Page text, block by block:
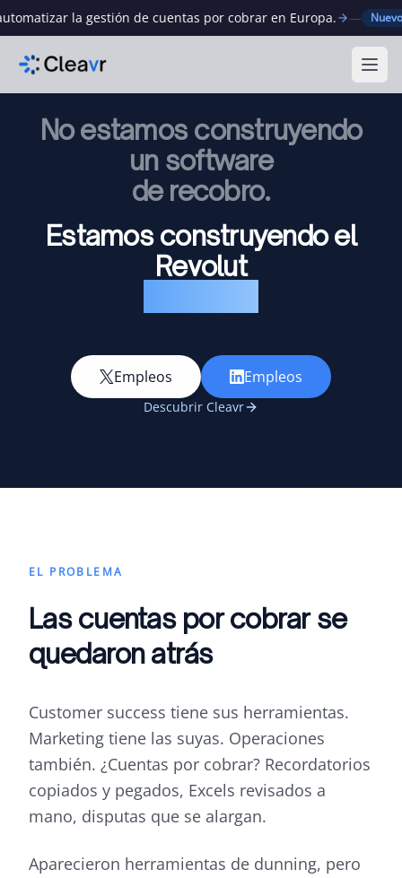
la gestión de cuentas por cobrar en Europa. — Nuevo
No estamos construyendo
un software
de recobro.
Estamos construyendo el
Revolut
Empleos Empleos
Descubrir Cleavr
EL PROBLEMA
Las cuentas por cobrar se
quedaron atrás
Customer success tiene sus herramientas.
Marketing tiene las suyas. Operaciones
también. ¿Cuentas por cobrar? Recordatorios
copiados y pegados, Excels revisados a
mano, disputas que se alargan.
Aparecieron herramientas de dunning, pero